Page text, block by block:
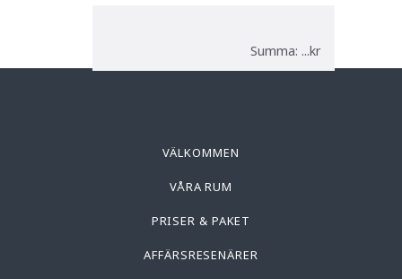
Summa: ...kr
VÄLKOMMEN
VÅRA RUM
PRISER & PAKET
AFFÄRSRESENÄRER